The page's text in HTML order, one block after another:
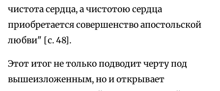
чистота сердца, а чистотою сердца
приобретается совершенство апостольской
любви" [с. 48].
Этот итог не только подводит черту под
вышеизложенным, но и открывает